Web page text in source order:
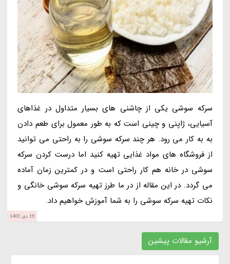
سرکه سوشی یکی از چاشنی های بسیار متداول در غذاهای
آسیایی، ژاپنی و چینی است که به طور معمول برای طعم دادن
به به کار می رود. هر چند سرکه سوشی را به راحتی می توانید
از فروشگاه های مواد غذایی تهیه کنید اما درست کردن سرکه
سوشی در خانه هم کار راحتی است و در کمترین زمان آماده
می گردد. در این مقاله از در ما طرز تهیه سرکه سوشی خانگی و
نکات تهیه سرکه سوشی را به شما آموزش خواهیم داد.
19 دی 1403
آرشیو مقالات پیشین